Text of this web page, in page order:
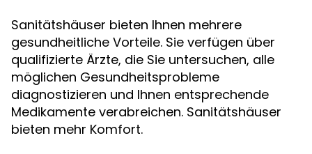
Sanitätshäuser bieten Ihnen mehrere
gesundheitliche Vorteile. Sie verfügen über
qualifizierte Ärzte, die Sie untersuchen, alle
möglichen Gesundheitsprobleme
diagnostizieren und Ihnen entsprechende
Medikamente verabreichen. Sanitätshäuser
bieten mehr Komfort.